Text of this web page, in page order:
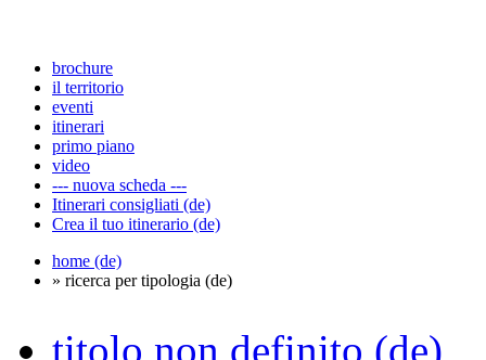
brochure
il territorio
eventi
itinerari
primo piano
video
--- nuova scheda ---
Itinerari consigliati (de)
Crea il tuo itinerario (de)
home (de)
» ricerca per tipologia (de)
titolo non definito (de)